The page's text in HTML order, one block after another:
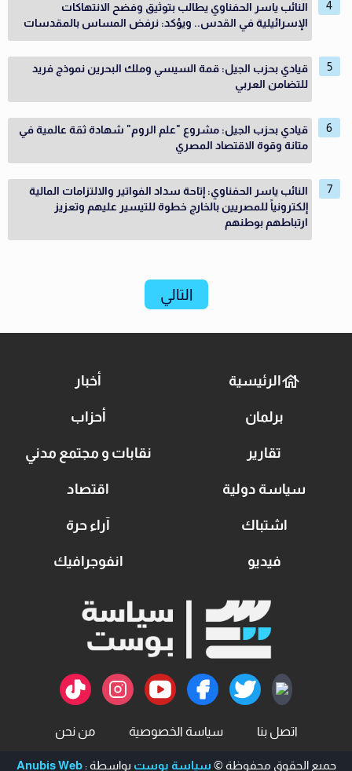
النائب ياسر الحفناوي يطالب بتوثيق وفضح الانتهاكات
الإسرائيلية في القدس.. ويؤكد: نرفض المساس بالمقدسات
قيادي بحزب الجيل: قمة السيسي وملك البحرين نموذج فريد
للتضامن العربي
قيادي بحزب الجيل: مشروع "علم الروم" شهادة ثقة عالمية في
متانة وقوة الاقتصاد المصري
النائب ياسر الحفناوي: إتاحة سداد الفواتير والالتزامات المالية
إلكترونياً للمصريين بالخارج خطوة للتيسير عليهم وتعزيز
ارتباطهم بوطنهم
التالي
الرئيسية أخبار
برلمان أحزاب
تقارير نقابات و مجتمع مدني
سياسة دولية اقتصاد
اشتباك آراء حرة
فيديو انفوجرافيك
اتصل بنا سياسة الخصوصية من نحن
جميع الحقوق محفوظة © سياسة بوست بواسطة :Anubis Web